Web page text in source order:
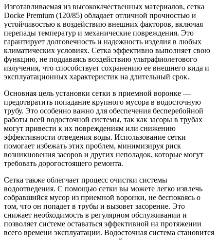
Изготавливаемая из высококачественных материалов, сетка
Docke Premium (120/85) обладает отличной прочностью и
устойчивостью к воздействию внешних факторов, включая
перепады температур и механические повреждения. Это
гарантирует долговечность и надежность изделия в любых
климатических условиях. Сетка эффективно выполняет свою
функцию, не поддаваясь воздействию ультрафиолетового
излучения, что способствует сохранению ее внешнего вида и
эксплуатационных характеристик на длительный срок.
Основная цель установки сетки в приемной воронке —
предотвратить попадание крупного мусора в водосточную
трубу. Это особенно важно для обеспечения бесперебойной
работы всей водосточной системы, так как засоры в трубах
могут привести к их повреждениям или снижению
эффективности отведения воды. Использование сетки
помогает избежать этих проблем, минимизируя риск
возникновения засоров и других неполадок, которые могут
требовать дорогостоящего ремонта.
Сетка также облегчает процесс очистки системы
водоотведения. С помощью сетки вы можете легко извлечь
собравшийся мусор из приемной воронки, не беспокоясь о
том, что он попадет в трубы и вызовет засорение. Это
снижает необходимость в регулярном обслуживании и
позволяет системе оставаться эффективной на протяжении
всего времени эксплуатации. Водосточная система становится